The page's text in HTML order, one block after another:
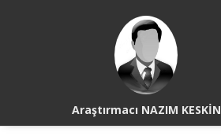
Araştırmacı NAZIM KESKİN